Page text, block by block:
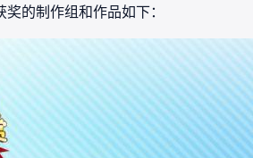
的制作组和作品如下：